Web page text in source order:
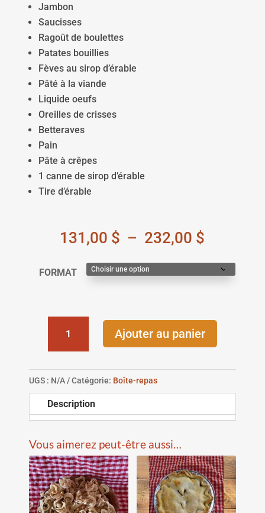
Jambon
Saucisses
Ragoût de boulettes
Patates bouillies
Fèves au sirop d’érable
Pâté à la viande
Liquide oeufs
Oreilles de crisses
Betteraves
Pain
Pâte à crêpes
1 canne de sirop d’érable
Tire d’érable
131,00 $ – 232,00 $
prix :
131,00 $
FORMAT
LE
DES
BOIS
Ajouter au panier
UGS : N/A Catégorie: Boîte-repas
Description
Vous aimerez peut-être aussi…